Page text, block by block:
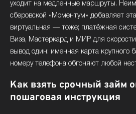
уходит на медленные маршруты.
сберовской «Моментум» добавляет
виртуальная — тоже; платёжная
Виза, Мастеркард и МИР для
вывод один: именная карта крупного
номеру телефона обгоняют любой
Как взять срочный займ
пошаговая инструкция